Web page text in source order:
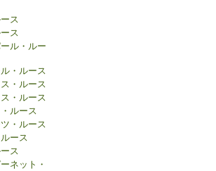
ス
ス
ル・ルー
・ルース
・ルース
・ルース
ルース
・ルース
ース
ス
ネット・